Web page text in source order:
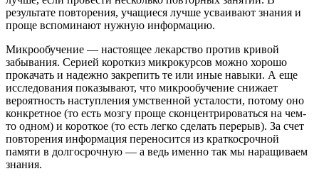
результате повторения, учащиеся лучше усваивают знания и
проще вспоминают нужную информацию.
Микрообучение — настоящее лекарство против кривой
забывания. Серией короткиз микрокурсов можно хорошо
прокачать и надежно закрепить те или иные навыки. А еще
исследования показывают, что микрообучение снижает
вероятность наступления умственной усталости, потому оно
конкретное (то есть мозгу проще сконцентрироваться на чем-
то одном) и короткое (то есть легко сделать перерыв). За счет
повторения информация переносится из краткосрочной
памяти в долгосрочную — а ведь именно так мы наращиваем
знания.